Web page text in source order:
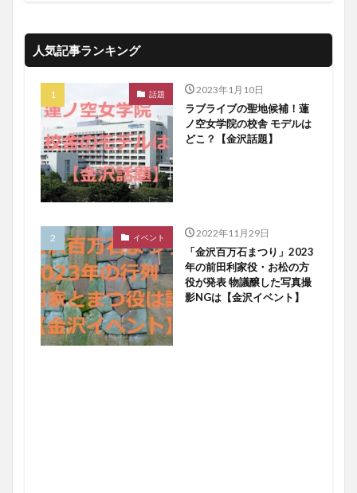
人気記事ランキング
話題 2023年1月10日
ラブライブの聖地候補！蓮
ノ空女学院の校舎 モデルは
どこ？【金沢話題】
イベント 2022年11月29日
「金沢百万石まつり」2023
年の前田利家役・お松の方
役が発表 物議醸した写真撮
影NGは【金沢イベント】